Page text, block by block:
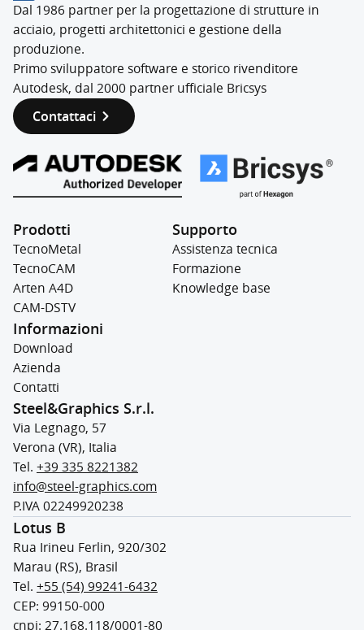
Dal 1986 partner per la progettazione di strutture in
acciaio, progetti architettonici e gestione della
produzione.
Primo sviluppatore software e storico rivenditore
Autodesk, dal 2000 partner ufficiale Bricsys
Contattaci
Prodotti
TecnoMetal
TecnoCAM
Arten A4D
CAM-DSTV
Supporto
Assistenza tecnica
Formazione
Knowledge base
Informazioni
Download
Azienda
Contatti
Steel&Graphics S.r.l.
Via Legnago, 57
Verona (VR), Italia
Tel. +39 335 8221382
info@steel-graphics.com
P.IVA 02249920238
Lotus B
Rua Irineu Ferlin, 920/302
Marau (RS), Brasil
Tel. +55 (54) 99241-6432
CEP: 99150-000
cnpj: 27.168.118/0001-80